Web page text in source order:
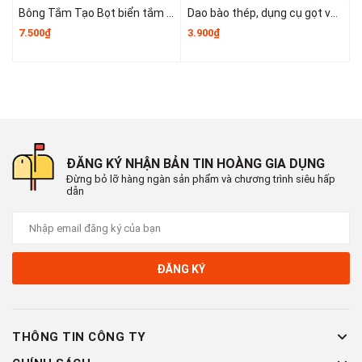
7.500₫ 3.900₫
ĐĂNG KÝ NHẬN BẢN TIN HOÀNG GIA DỤNG
Đừng bỏ lỡ hàng ngàn sản phẩm và chương trình siêu hấp
dẫn
ĐĂNG KÝ
THÔNG TIN CÔNG TY